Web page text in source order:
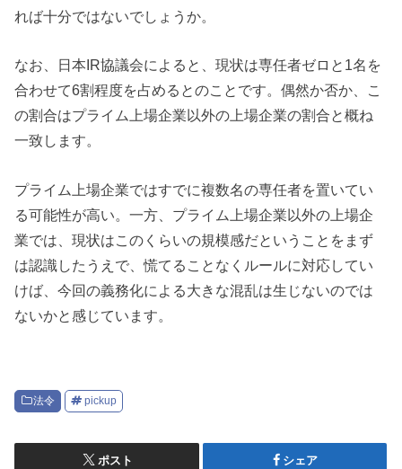
れば十分ではないでしょうか。
なお、日本IR協議会によると、現状は専任者ゼロと1名を
合わせて6割程度を占めるとのことです。偶然か否か、こ
の割合はプライム上場企業以外の上場企業の割合と概ね
一致します。
プライム上場企業ではすでに複数名の専任者を置いてい
る可能性が高い。一方、プライム上場企業以外の上場企
業では、現状はこのくらいの規模感だということをまず
は認識したうえで、慌てることなくルールに対応してい
けば、今回の義務化による大きな混乱は生じないのでは
ないかと感じています。
法令 pickup
ポスト シェア